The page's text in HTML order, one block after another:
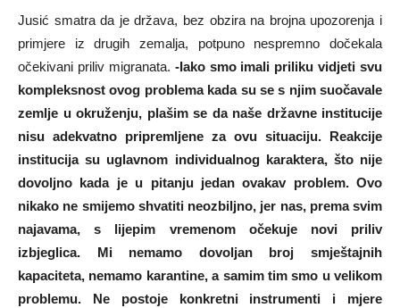
Jusić smatra da je država, bez obzira na brojna upozorenja i
primjere iz drugih zemalja, potpuno nespremno dočekala
očekivani priliv migranata. -Iako smo imali priliku vidjeti svu
kompleksnost ovog problema kada su se s njim suočavale
zemlje u okruženju, plašim se da naše državne institucije
nisu adekvatno pripremljene za ovu situaciju. Reakcije
institucija su uglavnom individualnog karaktera, što nije
dovoljno kada je u pitanju jedan ovakav problem. Ovo
nikako ne smijemo shvatiti neozbiljno, jer nas, prema svim
najavama, s lijepim vremenom očekuje novi priliv
izbjeglica. Mi nemamo dovoljan broj smještajnih
kapaciteta, nemamo karantine, a samim tim smo u velikom
problemu. Ne postoje konkretni instrumenti i mjere